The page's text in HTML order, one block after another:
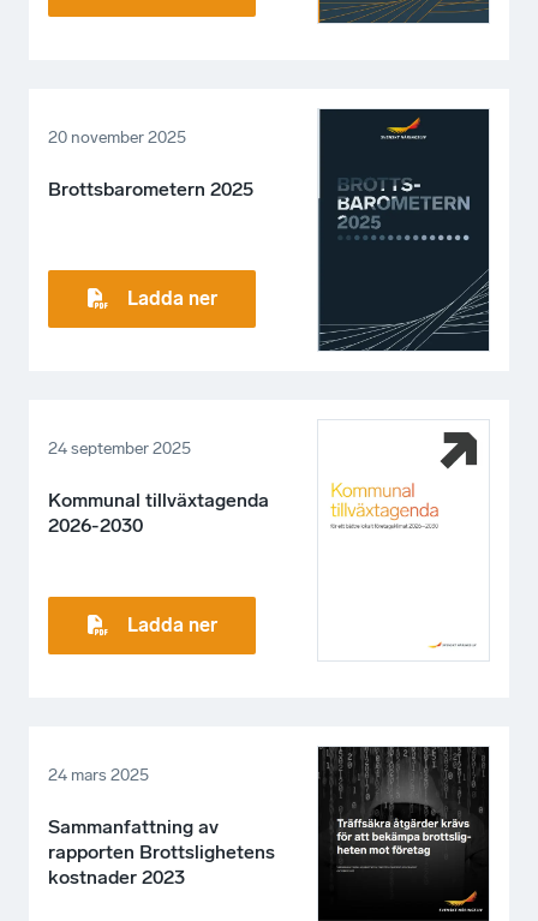
20 november 2025
Brottsbarometern 2025
Ladda ner
24 september 2025
Kommunal tillväxtagenda
2026-2030
Ladda ner
24 mars 2025
Sammanfattning av
rapporten Brottslighetens
kostnader 2023